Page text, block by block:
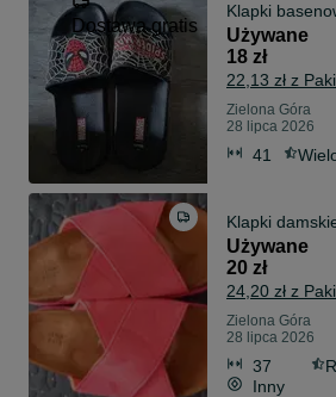
Dostawa gratis
Klapki
Używane
18 zł
22,13 zł z
Zielona Góra
28 lipca 2026
41
Klapki
Używane
20 zł
24,20 zł z
Zielona Góra
28 lipca 2026
37
Inny